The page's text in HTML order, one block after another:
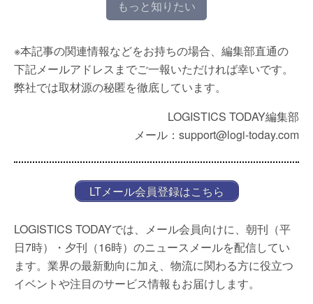
もっと知りたい
※本記事の関連情報などをお持ちの場合、編集部直通の
下記メールアドレスまでご一報いただければ幸いです。
弊社では取材源の秘匿を徹底しています。
LOGISTICS TODAY編集部
メール：support@logi-today.com
LTメール会員登録はこちら
LOGISTICS TODAYでは、メール会員向けに、朝刊（平
日7時）・夕刊（16時）のニュースメールを配信してい
ます。業界の最新動向に加え、物流に関わる方に役立つ
イベントや注目のサービス情報もお届けします。